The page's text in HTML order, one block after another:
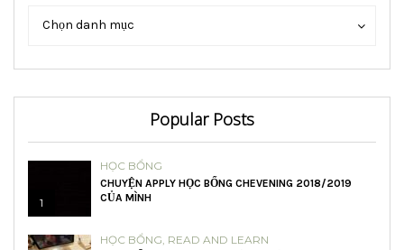
Chọn danh mục
Danh
Popular Posts
1
HỌC BỔNG
CHUYỆN APPLY HỌC BỔNG CHEVENING 2018/2019
CỦA MÌNH
HỌC BỔNG, READ AND LEARN